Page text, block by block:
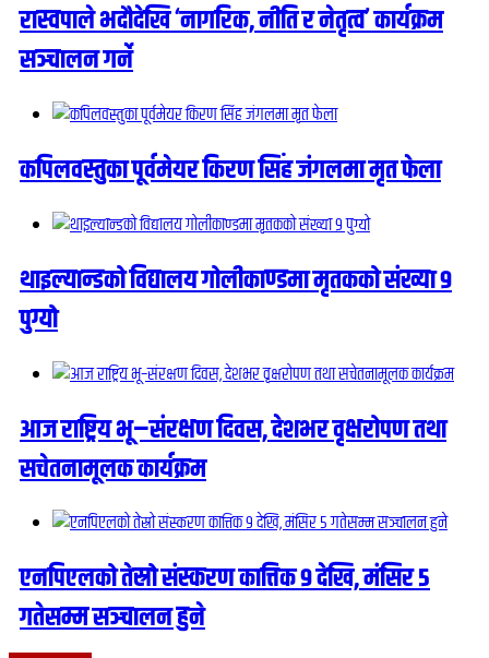
रास्वपाले भदौदेखि ‘नागरिक, नीति र नेतृत्व’ कार्यक्रम
सञ्चालन गर्ने
कपिलवस्तुका पूर्वमेयर किरण सिंह जंगलमा मृत फेला
थाइल्यान्डको विद्यालय गोलीकाण्डमा मृतकको संख्या ९
पुग्यो
आज राष्ट्रिय भू–संरक्षण दिवस, देशभर वृक्षरोपण तथा
सचेतनामूलक कार्यक्रम
एनपिएलको तेस्रो संस्करण कात्तिक ९ देखि, मंसिर ५
गतेसम्म सञ्चालन हुने